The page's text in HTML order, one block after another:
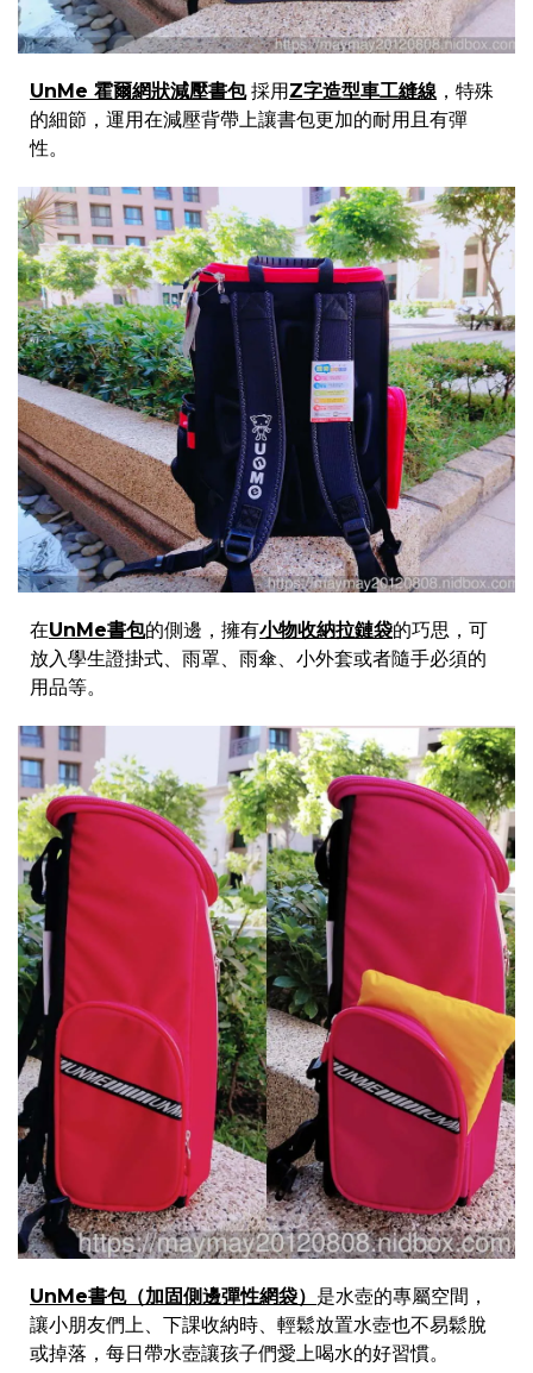
UnMe 霍爾網狀減壓書包採用Z字造型車工縫線 ，特殊
的細節，運用在減壓背帶上讓書包更加的耐用且有彈
性。
在UnMe書包的側邊，擁有小物收納拉鏈袋的巧思，可
放入學生證掛式、雨罩、雨傘、小外套或者隨手必須的
用品等。
UnMe書包（加固側邊彈性網袋） 是水壺的專屬空間，
讓小朋友們上、下課收納時、輕鬆放置水壺也不易鬆脫
或掉落，每日帶水壺讓孩子們愛上喝水的好習慣。